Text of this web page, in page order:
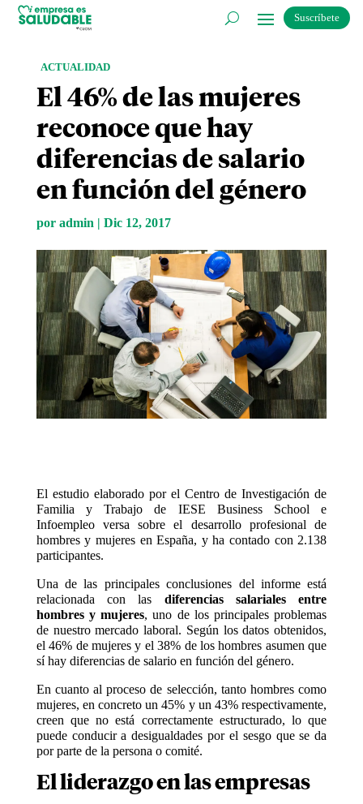
Suscríbete
ACTUALIDAD
El 46% de las mujeres
reconoce que hay
diferencias de salario
en función del género
por admin | Dic 12, 2017
El estudio elaborado por el Centro de Investigación de
Familia y Trabajo de IESE Business School e
Infoempleo versa sobre el desarrollo profesional de
hombres y mujeres en España, y ha contado con 2.138
participantes.
Una de las principales conclusiones del informe está
relacionada con las diferencias salariales entre
hombres y mujeres, uno de los principales problemas
de nuestro mercado laboral. Según los datos obtenidos,
el 46% de mujeres y el 38% de los hombres asumen que
sí hay diferencias de salario en función del género.
En cuanto al proceso de selección, tanto hombres como
mujeres, en concreto un 45% y un 43% respectivamente,
creen que no está correctamente estructurado, lo que
puede conducir a desigualdades por el sesgo que se da
por parte de la persona o comité.
El liderazgo en las empresas